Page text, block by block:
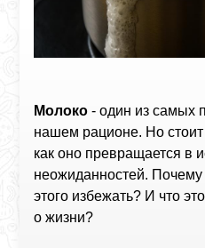
Молоко - один из самых
нашем рационе. Но стоит
как оно превращается в
неожиданностей. Почему
этого избежать? И что
о жизни?